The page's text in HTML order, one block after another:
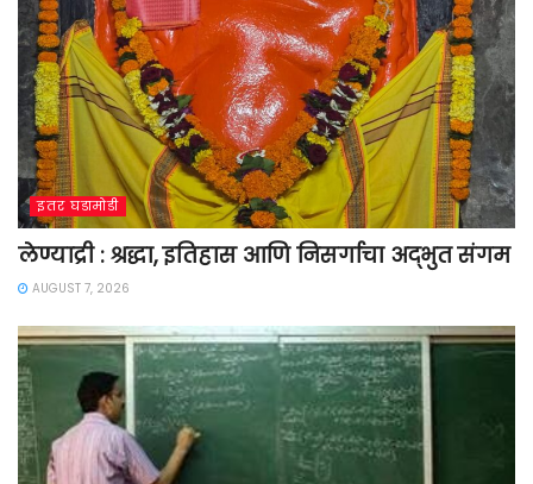
इतर घडामोडी
लेण्याद्री : श्रद्धा, इतिहास आणि निसर्गाचा अद्भुत संगम
AUGUST 7, 2026